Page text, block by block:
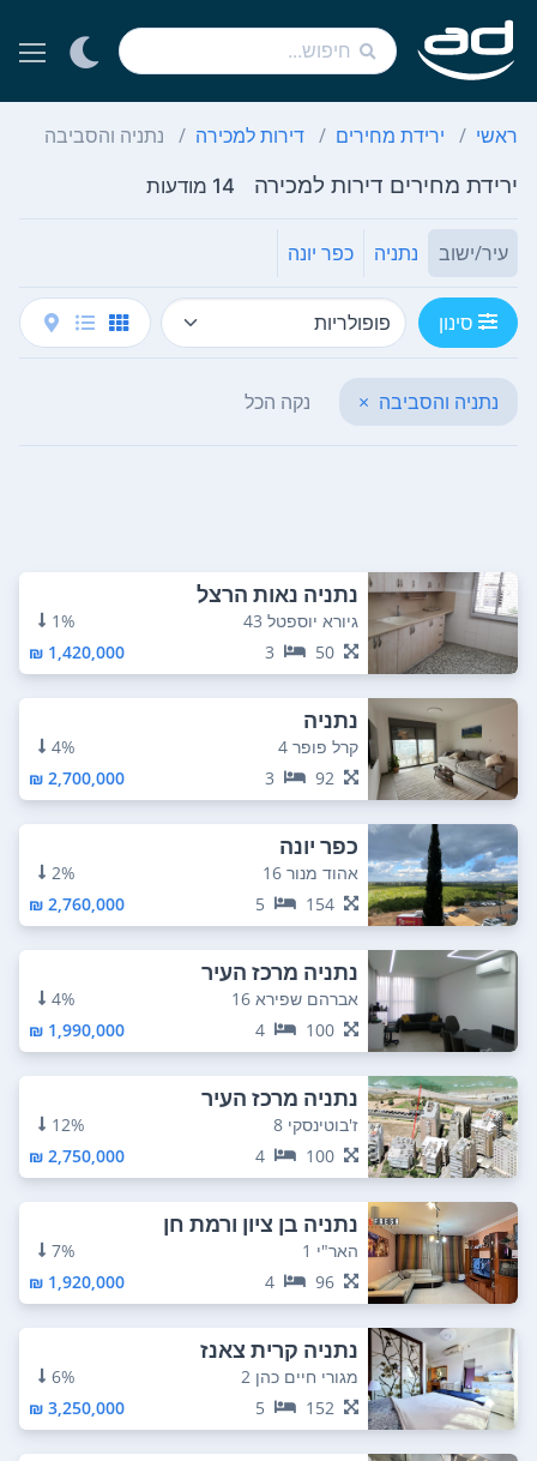
ראשי ירידת מחירים דירות למכירה נתניה והסביבה
ירידת מחירים דירות למכירה 14 מודעות
עיר/ישוב נתניה כפר יונה
סינון
נתניה והסביבה × נקה הכל
נתניה נאות הרצל
גיורא יוספטל 43
1%
50
3
1,420,000 ₪
נתניה
קרל פופר 4
4%
92
3
2,700,000 ₪
כפר יונה
אהוד מנור 16
2%
154
5
2,760,000 ₪
נתניה מרכז העיר
אברהם שפירא 16
4%
100
4
1,990,000 ₪
נתניה מרכז העיר
ז'בוטינסקי 8
12%
100
4
2,750,000 ₪
נתניה בן ציון ורמת חן
האר"י 1
7%
96
4
1,920,000 ₪
נתניה קרית צאנז
מגורי חיים כהן 2
6%
152
5
3,250,000 ₪